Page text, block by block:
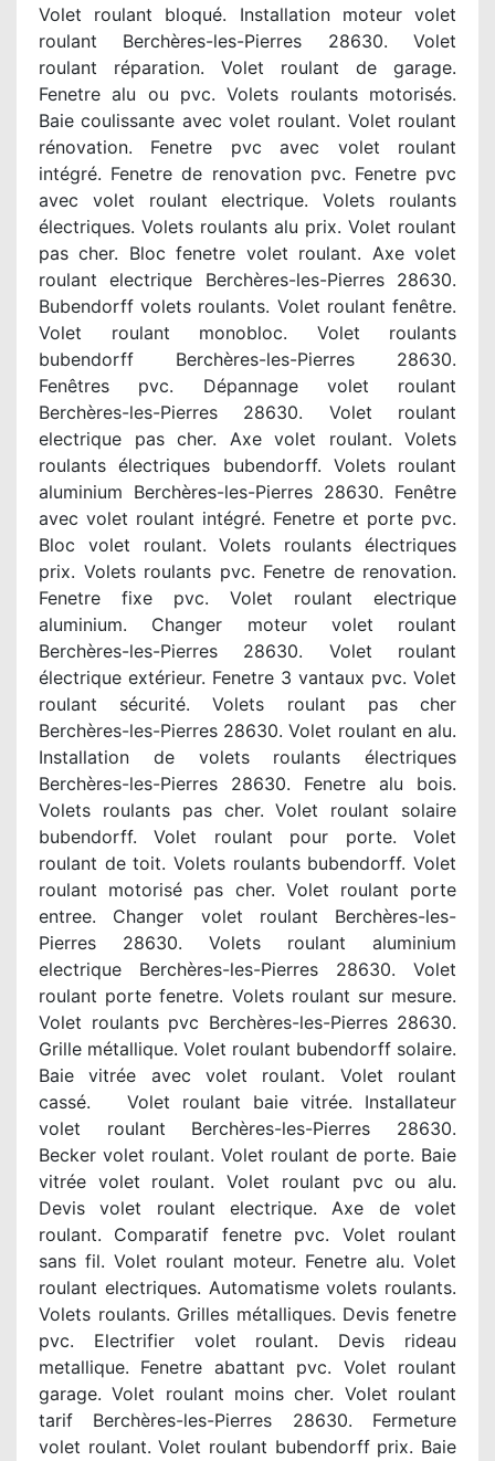
Volet roulant bloqué. Installation moteur volet
roulant Berchères-les-Pierres 28630. Volet
roulant réparation. Volet roulant de garage.
Fenetre alu ou pvc. Volets roulants motorisés.
Baie coulissante avec volet roulant. Volet roulant
rénovation. Fenetre pvc avec volet roulant
intégré. Fenetre de renovation pvc. Fenetre pvc
avec volet roulant electrique. Volets roulants
électriques. Volets roulants alu prix. Volet roulant
pas cher. Bloc fenetre volet roulant. Axe volet
roulant electrique Berchères-les-Pierres 28630.
Bubendorff volets roulants. Volet roulant fenêtre.
Volet roulant monobloc. Volet roulants
bubendorff Berchères-les-Pierres 28630.
Fenêtres pvc. Dépannage volet roulant
Berchères-les-Pierres 28630. Volet roulant
electrique pas cher. Axe volet roulant. Volets
roulants électriques bubendorff. Volets roulant
aluminium Berchères-les-Pierres 28630. Fenêtre
avec volet roulant intégré. Fenetre et porte pvc.
Bloc volet roulant. Volets roulants électriques
prix. Volets roulants pvc. Fenetre de renovation.
Fenetre fixe pvc. Volet roulant electrique
aluminium. Changer moteur volet roulant
Berchères-les-Pierres 28630. Volet roulant
électrique extérieur. Fenetre 3 vantaux pvc. Volet
roulant sécurité. Volets roulant pas cher
Berchères-les-Pierres 28630. Volet roulant en alu.
Installation de volets roulants électriques
Berchères-les-Pierres 28630. Fenetre alu bois.
Volets roulants pas cher. Volet roulant solaire
bubendorff. Volet roulant pour porte. Volet
roulant de toit. Volets roulants bubendorff. Volet
roulant motorisé pas cher. Volet roulant porte
entree. Changer volet roulant Berchères-les-
Pierres 28630. Volets roulant aluminium
electrique Berchères-les-Pierres 28630. Volet
roulant porte fenetre. Volets roulant sur mesure.
Volet roulants pvc Berchères-les-Pierres 28630.
Grille métallique. Volet roulant bubendorff solaire.
Baie vitrée avec volet roulant. Volet roulant
cassé. Volet roulant baie vitrée. Installateur
volet roulant Berchères-les-Pierres 28630.
Becker volet roulant. Volet roulant de porte. Baie
vitrée volet roulant. Volet roulant pvc ou alu.
Devis volet roulant electrique. Axe de volet
roulant. Comparatif fenetre pvc. Volet roulant
sans fil. Volet roulant moteur. Fenetre alu. Volet
roulant electriques. Automatisme volets roulants.
Volets roulants. Grilles métalliques. Devis fenetre
pvc. Electrifier volet roulant. Devis rideau
metallique. Fenetre abattant pvc. Volet roulant
garage. Volet roulant moins cher. Volet roulant
tarif Berchères-les-Pierres 28630. Fermeture
volet roulant. Volet roulant bubendorff prix. Baie